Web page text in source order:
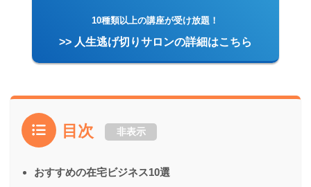
10種類以上の講座が受け放題！
>> 人生逃げ切りサロンの詳細はこちら
目次 非表示
おすすめの在宅ビジネス10選